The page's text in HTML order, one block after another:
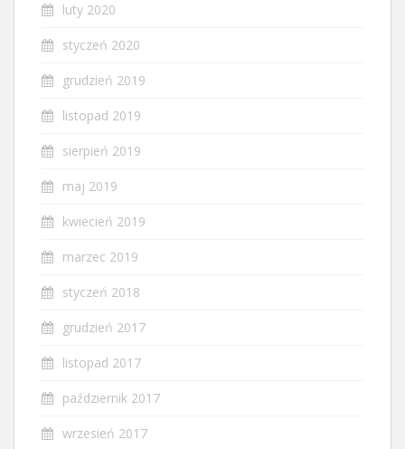
luty 2020
styczeń 2020
grudzień 2019
listopad 2019
sierpień 2019
maj 2019
kwiecień 2019
marzec 2019
styczeń 2018
grudzień 2017
listopad 2017
październik 2017
wrzesień 2017